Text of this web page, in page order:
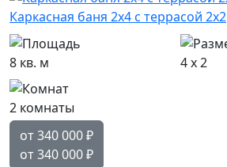
Каркасная баня 2х4 с террасой 2х2
8 кв. м 4 x 2
2 комнаты
от 340 000₽
от 340 000₽